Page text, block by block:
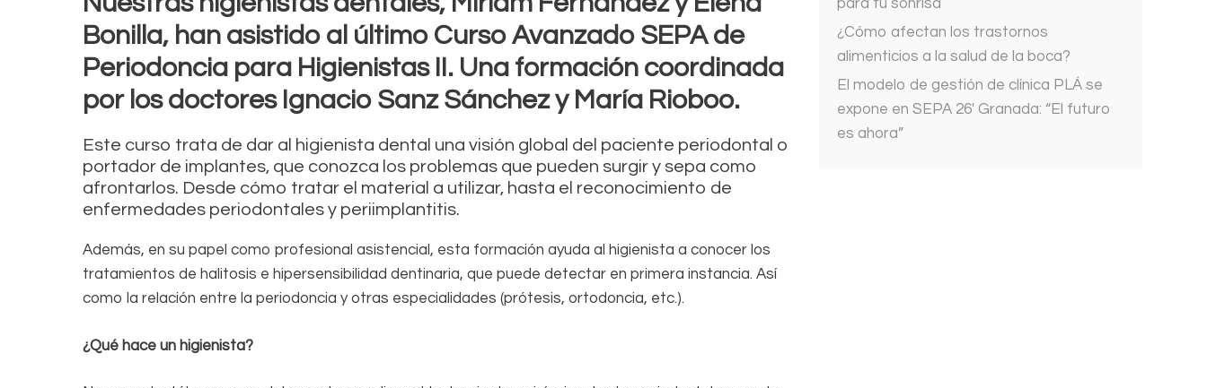
Bonilla, han asistido al último Curso Avanzado SEPA de
Periodoncia para Higienistas II. Una formación coordinada
por los doctores Ignacio Sanz Sánchez y María Rioboo.
Este curso trata de dar al higienista dental una visión global del paciente periodontal o
portador de implantes, que conozca los problemas que pueden surgir y sepa como
afrontarlos. Desde cómo tratar el material a utilizar, hasta el reconocimiento de
enfermedades periodontales y periimplantitis.
Además, en su papel como profesional asistencial, esta formación ayuda al higienista a conocer los
tratamientos de halitosis e hipersensibilidad dentinaria, que puede detectar en primera instancia. Así
como la relación entre la periodoncia y otras especialidades (prótesis, ortodoncia, etc.).
¿Qué hace un higienista?
para tu sonrisa
¿Cómo afectan los trastornos
alimenticios a la salud de la boca?
El modelo de gestión de clínica PLÁ se
expone en SEPA 26′ Granada: “El futuro
es ahora”